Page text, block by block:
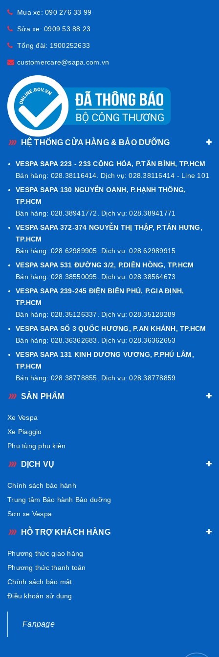
cách cho chiếc xe của bạn. Hãy thể hiện cá tính và đam mê tốc
độ qua từng chi tiết nhỏ nhất.
Nếu bạn cần thêm thông tin hoặc hỗ trợ về sản phẩm, hãy liên
nhất.
Mua xe: 090 276 33 99
Sửa xe: 0909 53 88 23
Tổng đài: 1900252633
customercare@sapa.com.vn
HỆ THỐNG CỬA HÀNG & BẢO DƯỠNG
VESPA SAPA 223 - 233 CỘNG HÒA, P.TÂN BÌNH, TP.HCM
Bán hàng: 028.38116414. Dịch vụ: 028.38116414 - Line 101
VESPA SAPA 130 NGUYỄN OANH, P.HẠNH THÔNG,
TP.HCM
Bán hàng: 028.38941772. Dịch vụ: 028.38941771
VESPA SAPA 372-374 NGUYỄN THỊ THẬP, P.TÂN HƯNG,
TP.HCM
Bán hàng: 028.62989905. Dịch vụ: 028.62989915
VESPA SAPA 531 ĐƯỜNG 3/2, P.DIÊN HỒNG, TP.HCM
Bán hàng: 028.38550095. Dịch vụ: 028.38564673
VESPA SAPA 239-245 ĐIỆN BIÊN PHỦ, P.GIA ĐỊNH,
TP.HCM
Bán hàng: 028.35126337. Dịch vụ: 028.35128289
VESPA SAPA SỐ 3 QUỐC HƯƠNG, P.AN KHÁNH, TP.HCM
Bán hàng: 028.36362683. Dịch vụ: 028.36362653
VESPA SAPA 131 KINH DƯƠNG VƯƠNG, P.PHÚ LÂM,
TP.HCM
Bán hàng: 028.38778855. Dịch vụ: 028.38778859
SẢN PHẨM
Xe Vespa
Xe Piaggio
Phụ tùng phụ kiện
DỊCH VỤ
Chính sách bảo hành
Trung tâm Bảo hành Bảo dưỡng
Sơn xe Vespa
HỖ TRỢ KHÁCH HÀNG
Phương thức giao hàng
Phương thức thanh toán
Chính sách bảo mật
Điều khoản sử dụng
Fanpage